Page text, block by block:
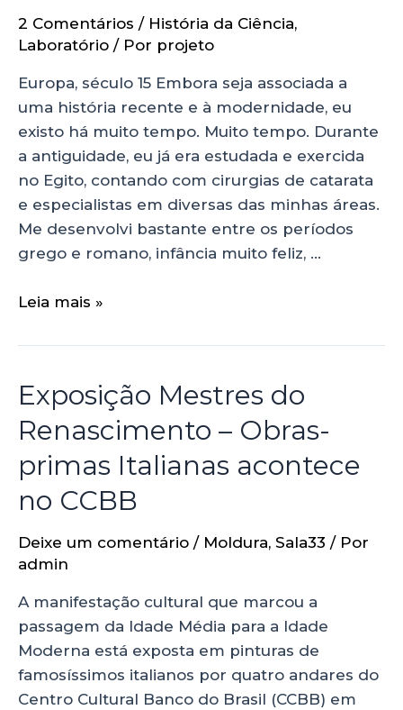
2 Comentários / História da Ciência,
Laboratório / Por projeto
Europa, século 15 Embora seja associada a
uma história recente e à modernidade, eu
existo há muito tempo. Muito tempo. Durante
a antiguidade, eu já era estudada e exercida
no Egito, contando com cirurgias de catarata
e especialistas em diversas das minhas áreas.
Me desenvolvi bastante entre os períodos
grego e romano, infância muito feliz, …
Leia mais »
Exposição Mestres do
Renascimento – Obras-
primas Italianas acontece
no CCBB
Deixe um comentário / Moldura, Sala33 / Por
admin
A manifestação cultural que marcou a
passagem da Idade Média para a Idade
Moderna está exposta em pinturas de
famosíssimos italianos por quatro andares do
Centro Cultural Banco do Brasil (CCBB) em